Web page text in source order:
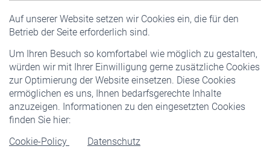
Auf unserer Website setzen wir Cookies ein, die für den
Betrieb der Seite erforderlich sind.
Um Ihren Besuch so komfortabel wie möglich zu gestalten,
würden wir mit Ihrer Einwilligung gerne zusätzliche Cookies
zur Optimierung der Website einsetzen. Diese Cookies
ermöglichen es uns, Ihnen bedarfsgerechte Inhalte
anzuzeigen. Informationen zu den eingesetzten Cookies
finden Sie hier:
Cookie-Policy
Datenschutz
Pflichtversicherung
Staatliche Förderung
Veranstaltungen
Rentner
Rentenbeginn
Rente beantragen